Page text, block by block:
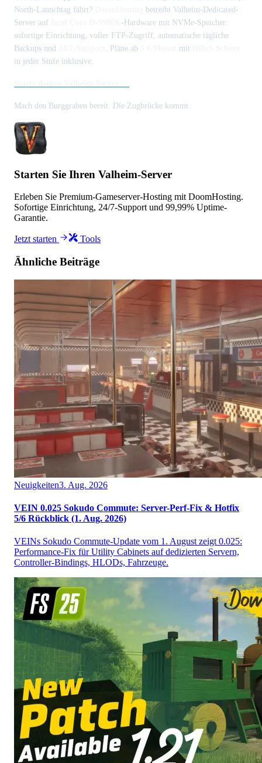
North-Launchtag fährt?
betreibt Valheim-Dedicated-
Server auf
-Hardware mit NVMe-Speicher:
sofortige Einrichtung, voller FTP-Zugriff, automatische tägliche
Backups und
. Pläne ab mit
in jeder Stufe inklusive.
Mach den Burggraben bereit. Die Zugbrücke kommt.
Starten Sie Ihren Valheim-Server
Erleben Sie Premium-Gameserver-Hosting mit DoomHosting.
Sofortige Einrichtung, 24/7-Support und 99,99% Uptime-
Garantie.
Jetzt starten Tools
Ähnliche Beiträge
Neuigkeiten3. Aug. 2026
VEIN 0.025 Sokudo Commute: Server-Perf-Fix & Hotfix
5/6 Rückblick (1. Aug. 2026)
VEINs Sokudo Commute-Update vom 1. August zeigt 0.025:
Performance-Fix für Utility Cabinets auf dedizierten Servern,
Controller-Bindings, HLODs, Fahrzeuge.